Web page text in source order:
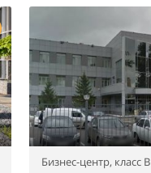
Бизнес-центр, класс B